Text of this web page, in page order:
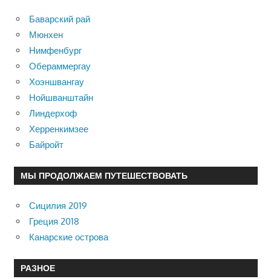
Баварский рай
Мюнхен
Нимфенбург
Обераммергау
Хоэншвангау
Нойшванштайн
Линдерхоф
Херренкимзее
Байройт
МЫ ПРОДОЛЖАЕМ ПУТЕШЕСТВОВАТЬ
Сицилия 2019
Греция 2018
Канарские острова
РАЗНОЕ